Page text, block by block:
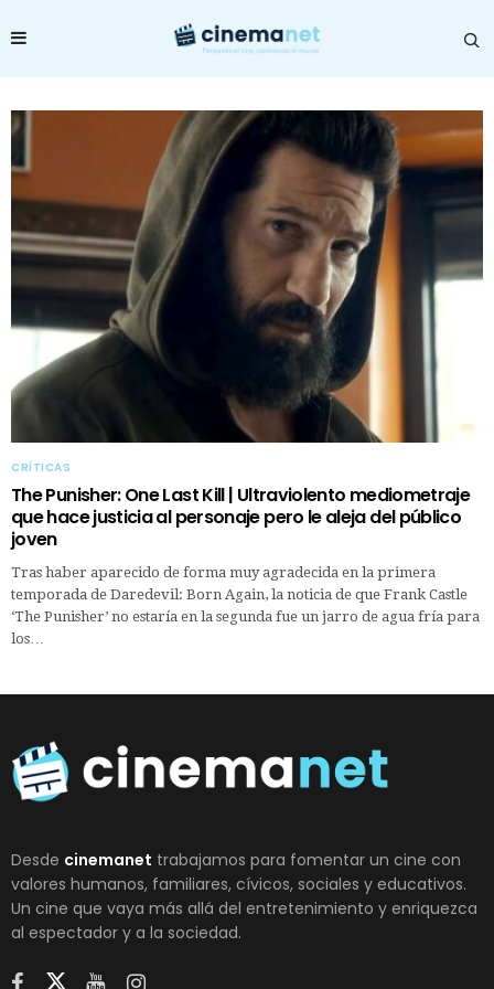
CRÍTICAS
The Punisher: One Last Kill | Ultraviolento mediometraje
que hace justicia al personaje pero le aleja del público
joven
Tras haber aparecido de forma muy agradecida en la primera
temporada de Daredevil: Born Again, la noticia de que Frank Castle
‘The Punisher’ no estaría en la segunda fue un jarro de agua fría para
los…
Desde cinemanet trabajamos para fomentar un cine con
valores humanos, familiares, cívicos, sociales y educativos.
Un cine que vaya más allá del entretenimiento y enriquezca
al espectador y a la sociedad.